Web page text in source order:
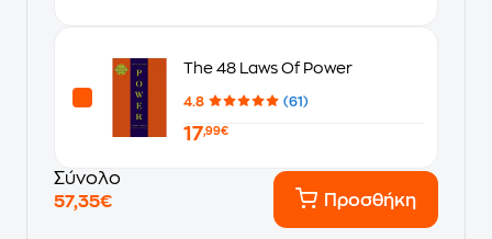
The 48 Laws Of Power
4.8 (61)
17,99€
Σύνολο
57,35€
Προσθήκη